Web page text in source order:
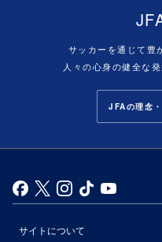
サッカーを通じて豊
人々の心身の健全な
JFAの理念
サイトについて